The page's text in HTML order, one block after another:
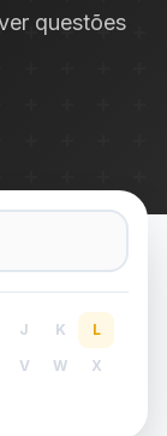
questões
J K
L
V W
X